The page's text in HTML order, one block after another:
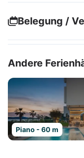
Belegung /
Andere
Piano - 60 m